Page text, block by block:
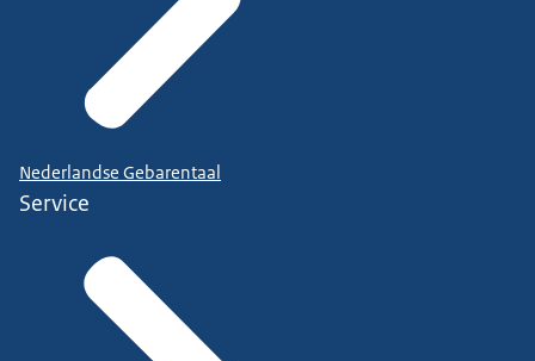
Nederlandse Gebarentaal
Service